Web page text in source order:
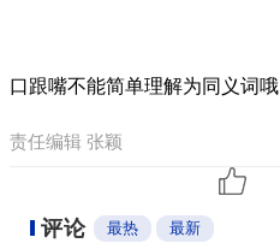
口跟嘴不能简单理解为同义词哦
责任编辑 张颖
评论 最热 最新